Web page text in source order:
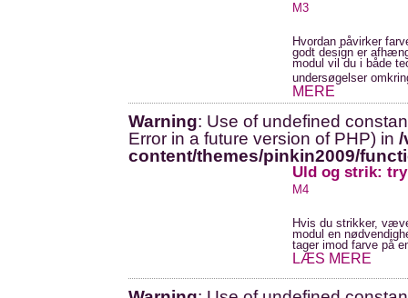
M3
Hvordan påvirker
godt design er
modul vil du i både
undersøgelser
MERE
Warning: Use of undefined
Error in a future version of PHP) in /
content/themes/pinkin2009/
Uld og strik:
M4
Hvis du strikker,
modul en
tager imod farve på
LÆS MERE